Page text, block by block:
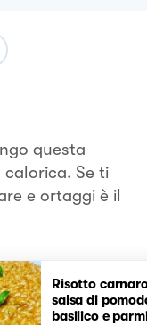
questa
Se ti
e ortaggi è il
Risotto
salsa di
basilico e